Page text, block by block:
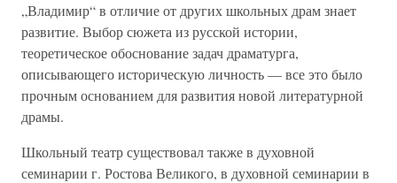
„Владимир“ в отличие от других школьных драм знает
развитие. Выбор сюжета из русской истории,
теоретическое обоснование задач драматурга,
описывающего историческую личность — все это было
прочным основанием для развития новой литературной
драмы.
Школьный театр существовал также в духовной
семинарии г. Ростова Великого, в духовной семинарии в